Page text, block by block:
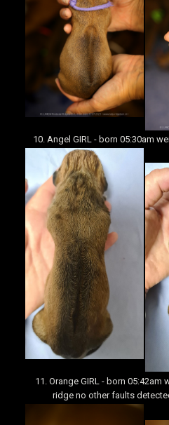
10. Angel GIRL - born 05:30am
11. Orange GIRL - born 05:42am
ridge no other faults